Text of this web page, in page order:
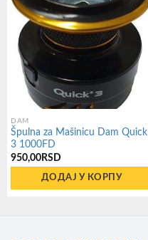
DAM
Špulna za Mašinicu Dam Quick
3 1000FD
950,00 RSD
ДОДАЈ У КОРПУ